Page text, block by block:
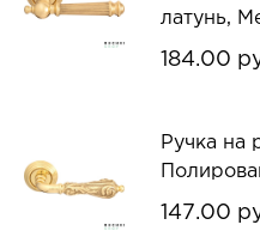
латунь,
184.00
Ручка на
147.00